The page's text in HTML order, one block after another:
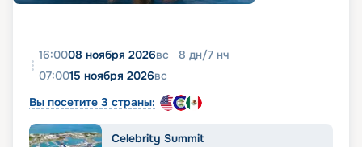
16:0008 ноября 2026вс 8 дн/7 нч
07:0015 ноября 2026вс
Вы посетите 3 страны:
Celebrity Summit